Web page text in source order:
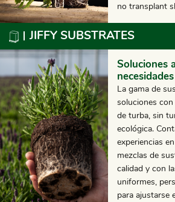
no transplant
JIFFY SUBSTRATES
Soluciones
necesidades
La gama de
soluciones
de turba, sin
ecológica.
experiencias
mezclas de
calidad y con
uniformes,
para ajustarse